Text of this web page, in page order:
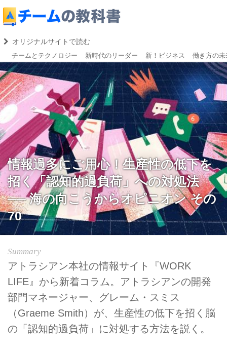
チームとテクノロジー 新時代のリーダー 新！ビジネス 働き方の未
情報過多にご用心！生産性の低下を
招く「認知的過負荷」への対処法
── 海の向こうからオピニオン その
70
アトラシアン本社の情報サイト『WORK
LIFE』から新着コラム。アトラシアンの開発
部門マネージャー、グレーム・スミス
（Graeme Smith）が、生産性の低下を招く脳
の「認知的過負荷」に対処する方法を説く。